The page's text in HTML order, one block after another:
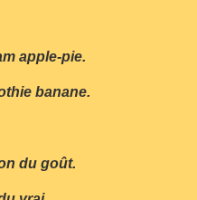
apple-pie.
banane.
du goût.